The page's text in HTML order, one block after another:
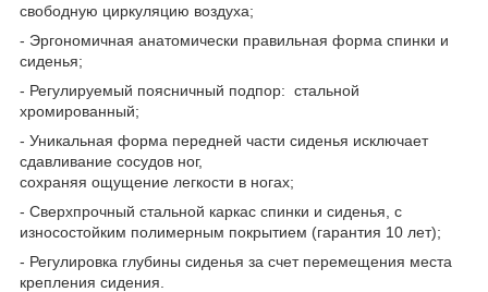
свободную циркуляцию воздуха;
- Эргономичная анатомически правильная форма спинки и
сиденья;
- Регулируемый поясничный подпор: стальной
хромированный;
- Уникальная форма передней части сиденья исключает
сдавливание сосудов ног,
сохраняя ощущение легкости в ногах;
- Сверхпрочный стальной каркас спинки и сиденья, с
износостойким полимерным покрытием (гарантия 10 лет);
- Регулировка глубины сиденья за счет перемещения места
крепления сидения.